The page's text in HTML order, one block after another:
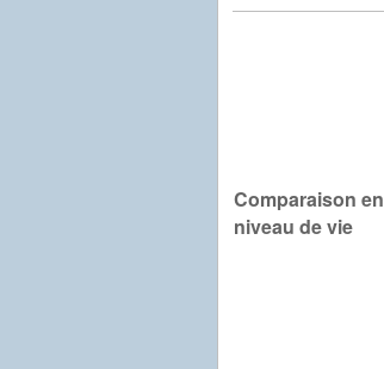
Comparaison en
niveau de vie